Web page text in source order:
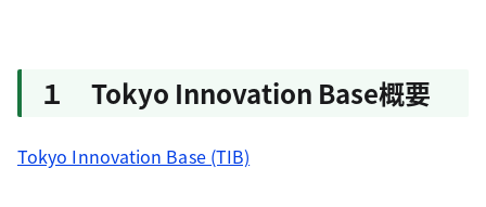
１ Tokyo Innovation Base概要
Tokyo Innovation Base (TIB)